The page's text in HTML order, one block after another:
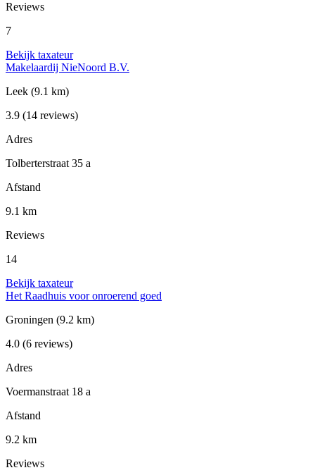
Reviews
7
Bekijk taxateur
Makelaardij NieNoord B.V.
Leek (9.1 km)
3.9 (14 reviews)
Adres
Tolberterstraat 35 a
Afstand
9.1 km
Reviews
14
Bekijk taxateur
Het Raadhuis voor onroerend goed
Groningen (9.2 km)
4.0 (6 reviews)
Adres
Voermanstraat 18 a
Afstand
9.2 km
Reviews